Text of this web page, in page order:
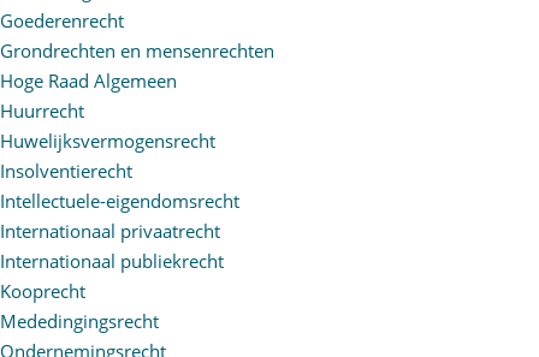
Goederenrecht
Grondrechten en mensenrechten
Hoge Raad Algemeen
Huurrecht
Huwelijksvermogensrecht
Insolventierecht
Intellectuele-eigendomsrecht
Internationaal privaatrecht
Internationaal publiekrecht
Kooprecht
Mededingingsrecht
Ondernemingsrecht